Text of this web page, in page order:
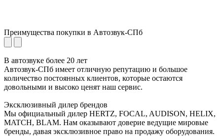
Преимущества покупки в Автозвук-СПб
В автозвуке более 20 лет
Автозвук-СПб имеет отличную репутацию и большое
количество постоянных клиентов, которые остаются
довольными и высоко ценят наш сервис.
Эксклюзивный дилер брендов
Мы официальный дилер HERTZ, FOCAL, AUDISON, HELIX,
MATCH, BLAM. Нам оказывают доверие ведущие мировые
бренды, давая эксклюзивное право на продажу оборудования.